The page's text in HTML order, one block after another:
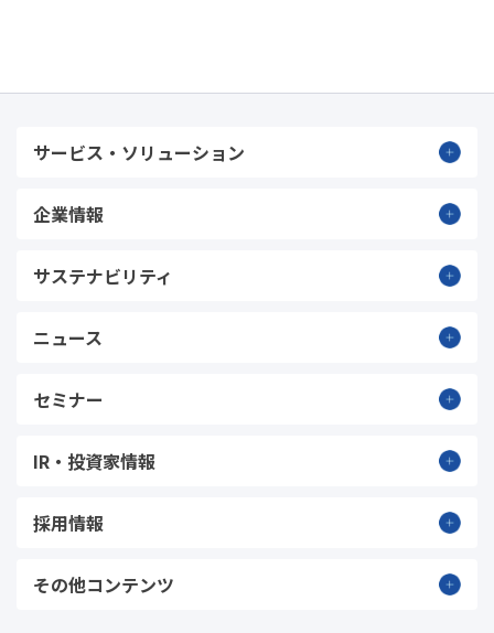
サービス・ソリューション
企業情報
サステナビリティ
ニュース
セミナー
IR・投資家情報
採用情報
その他コンテンツ